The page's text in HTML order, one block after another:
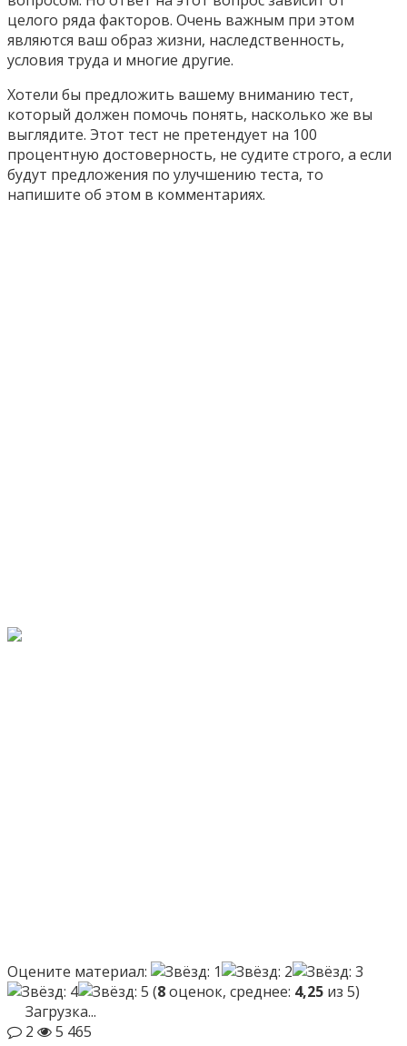
целого ряда факторов. Очень важным при этом
являются ваш образ жизни, наследственность,
условия труда и многие другие.
Хотели бы предложить вашему вниманию тест,
который должен помочь понять, насколько же вы
выглядите. Этот тест не претендует на 100
процентную достоверность, не судите строго, а если
будут предложения по улучшению теста, то
напишите об этом в комментариях.
Оцените материал:
(8оценок, среднее: 4,25 из 5)
Загрузка...
2
5 465